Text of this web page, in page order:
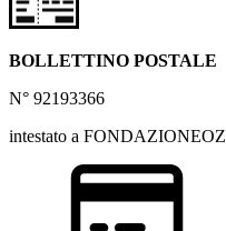
BOLLETTINO POSTALE
N° 92193366
intestato a